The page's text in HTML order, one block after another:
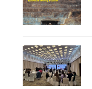
Уул уурхайн
эмэгтэйчүүд